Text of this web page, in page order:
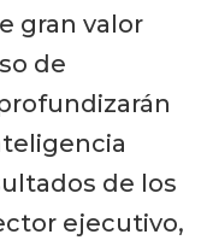
gran valor
de
de los
ejecutivo,